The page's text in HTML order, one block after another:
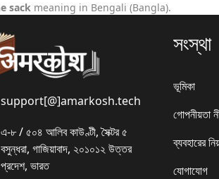
sack meaning in Bengali (Bangla).
support[@]amarkosh.tech
এ-৮ / ৫০৪ আলিব কাউণ্টী, সৈক্টর ৫
বসুন্ধরা, গাজিয়াবাদ, ২০১০১২ উত্তর
প্রদেশ, ভারত
সংস্থা
ভূমিকা
গোপনীয়তা
ব্যবহারের
যোগাযোগ